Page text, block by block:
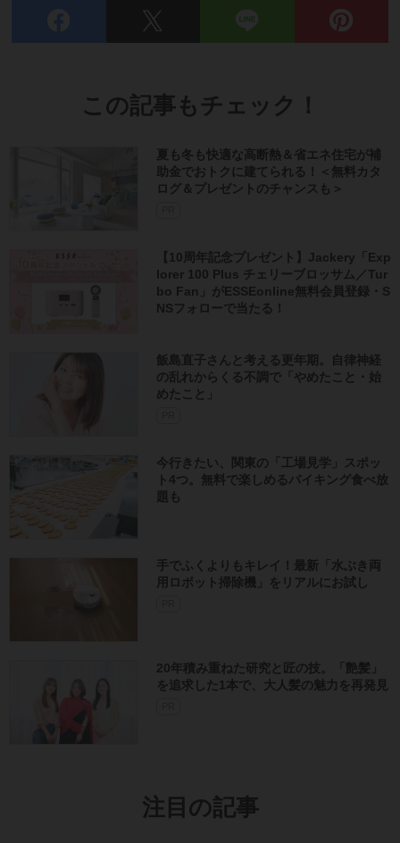
この記事もチェック！
夏も冬も快適な高断熱＆省エネ住宅が補
助金でおトクに建てられる！＜無料カタ
ログ＆プレゼントのチャンスも＞
【10周年記念プレゼント】Jackery「Exp
lorer 100 Plus チェリーブロッサム／Tur
bo Fan」がESSEonline無料会員登録・S
NSフォローで当たる！
飯島直子さんと考える更年期。自律神経
の乱れからくる不調で「やめたこと・始
めたこと」
今行きたい、関東の「工場見学」スポッ
ト4つ。無料で楽しめるバイキング食べ放
題も
手でふくよりもキレイ！最新「水ぶき両
用ロボット掃除機」をリアルにお試し
20年積み重ねた研究と匠の技。「艶髪」
を追求した1本で、大人髪の魅力を再発見
注目の記事